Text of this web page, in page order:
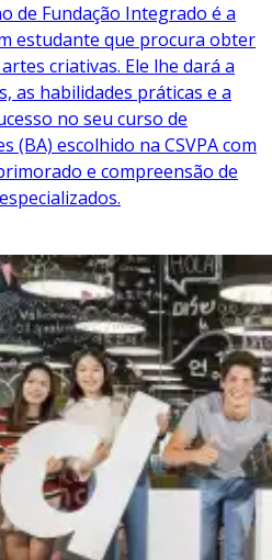
de Fundação Integrado é a
estudante que procura obter
criativas. Ele lhe dará a
as habilidades práticas e a
no seu curso de
(BA) escolhido na CSVPA com
e compreensão de